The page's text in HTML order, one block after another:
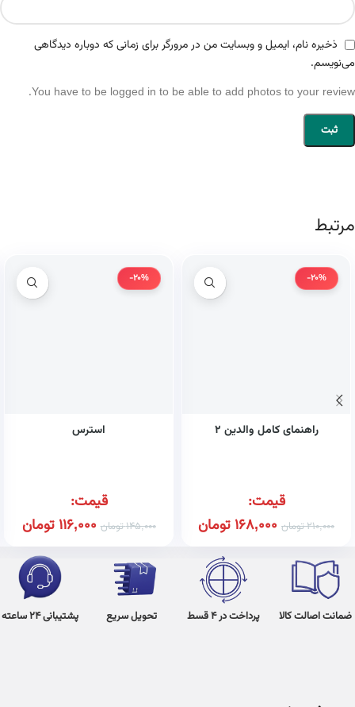
ذخیره نام، ایمیل و وبسایت من در مرورگر برای زمانی که دوباره دیدگاهی
می‌نویسم.
You have to be logged in to be able to add photos to your review.
مرتبط
-20%
راهنمای کامل والدین ۲
قیمت:
210,000تومان 168,000تومان
-20%
استرس
قیمت:
145,000تومان 116,000تومان
ضمانت اصالت کالا پرداخت در 4 قسط تحویل سریع پشتیبانی 24 ساعته